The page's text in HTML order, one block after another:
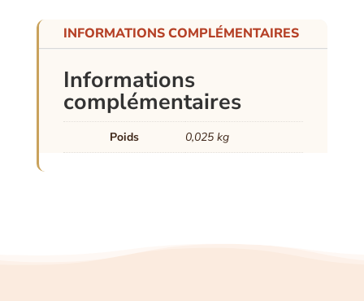
INFORMATIONS COMPLÉMENTAIRES
Informations
complémentaires
Poids 0,025 kg